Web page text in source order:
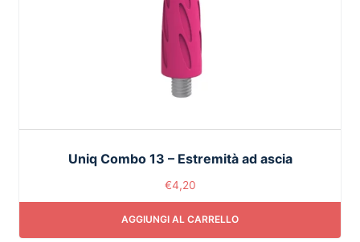
Uniq Combo 13 – Estremità ad ascia
€4,20
AGGIUNGI AL CARRELLO